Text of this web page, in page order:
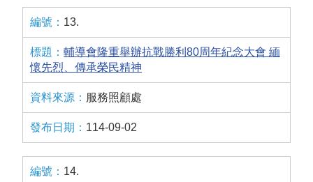
13.
輔導會隆重舉辦抗戰勝利80周年紀念大會 緬
懷先烈、傳承榮民精神
服務照顧處
114-09-02
14.